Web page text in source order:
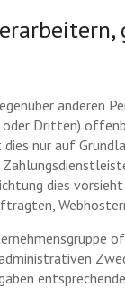
anderen
Dritten)
nur auf
dies